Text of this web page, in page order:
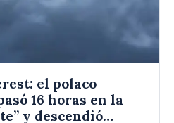
el polaco
16 horas en la
y descendió